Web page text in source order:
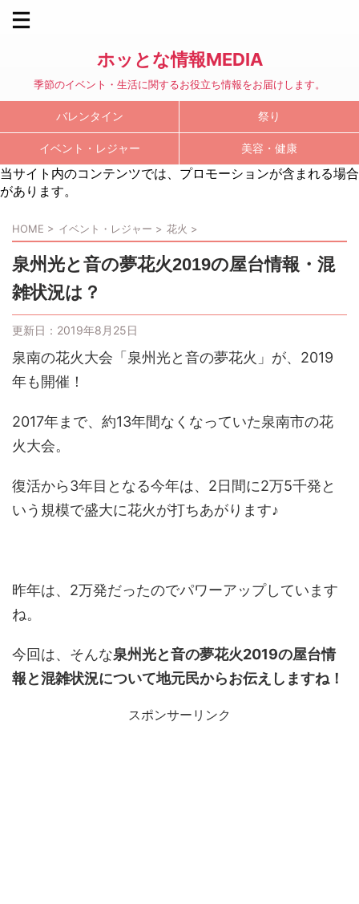
ホッとな情報MEDIA
季節のイベント・生活に関するお役立ち情報をお届けします。
バレンタイン 祭り
イベント・レジャー 美容・健康
当サイト内のコンテンツでは、プロモーションが含まれる場合
があります。
HOME > イベント・レジャー > 花火 >
泉州光と音の夢花火2019の屋台情報・混
雑状況は？
更新日： 2019年8月25日
泉南の花火大会「泉州光と音の夢花火」が、2019
年も開催！
2017年まで、約13年間なくなっていた泉南市の花
火大会。
復活から3年目となる今年は、2日間に2万5千発と
いう規模で盛大に花火が打ちあがります♪
昨年は、2万発だったのでパワーアップしています
ね。
今回は、そんな泉州光と音の夢花火2019の屋台情
報と混雑状況について地元民からお伝えしますね！
スポンサーリンク